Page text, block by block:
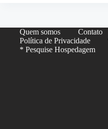
Quem somos Contato
Política de Privacidade
* Pesquise Hospedagem